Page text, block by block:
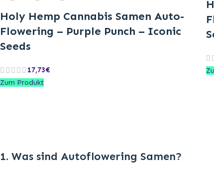
Holy Hemp Cannabis Samen Auto-
Flowering – Purple Punch – Iconic
Seeds
17,73€
Zum Produkt
1. Was sind Autoflowering Samen?